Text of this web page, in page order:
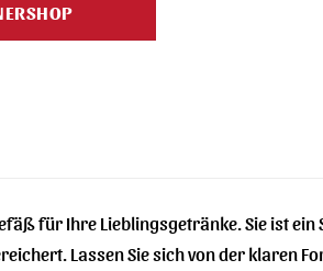
€49,99 €.
für Ihre Lieblingsgetränke. Sie ist
Lassen Sie sich von der klaren